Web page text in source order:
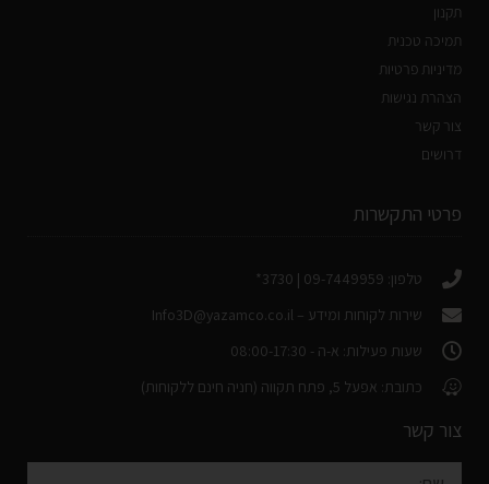
תקנון
תמיכה טכנית
מדיניות פרטיות
הצהרת נגישות
צור קשר
דרושים
פרטי התקשרות
טלפון: 09-7449959 | 3730*
שירות לקוחות ומידע – Info3D@yazamco.co.il
שעות פעילות: א-ה - 08:00-17:30
כתובת: אפעל 5, פתח תקווה (חניה חינם ללקוחות)
צור קשר